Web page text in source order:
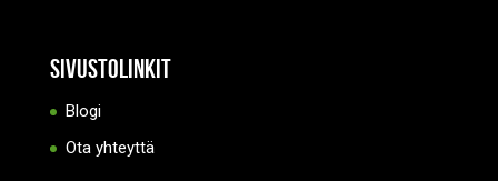
Sivustolinkit
Blogi
Ota yhteyttä